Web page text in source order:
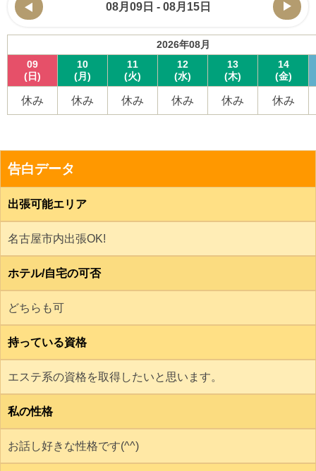
08月09日 - 08月15日
2026年08月
09
(日)
10
(月)
11
(火)
12
(水)
13
(木)
14
(金)
休み 休み 休み 休み 休み 休み
告白データ
出張可能エリア
名古屋市内出張OK!
ホテル/自宅の可否
どちらも可
持っている資格
エステ系の資格を取得したいと思います。
私の性格
お話し好きな性格です(^^)